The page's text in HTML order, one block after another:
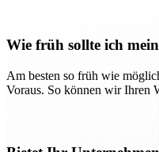
Wie früh sollte ich
Am besten so früh wie
Voraus. So können wir Ihren